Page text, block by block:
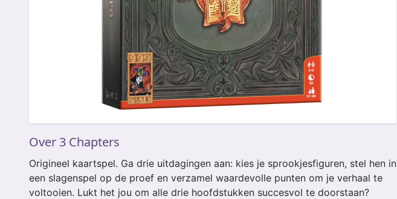
Over 3 Chapters
Origineel kaartspel. Ga drie uitdagingen aan: kies je sprookjesfiguren, stel hen in
een slagenspel op de proef en verzamel waardevolle punten om je verhaal te
voltooien. Lukt het jou om alle drie hoofdstukken succesvol te doorstaan?